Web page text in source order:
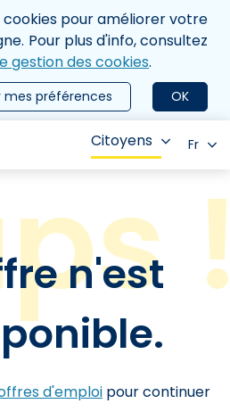
cookies pour améliorer votre
Pour plus d'info, consultez
gestion des cookies.
OK
mes préférences
Citoyens Fr
n'est
d'emploi pour continuer